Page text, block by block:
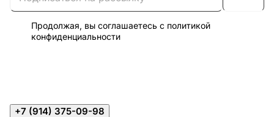
Продолжая, вы соглашаетесь с политикой
конфиденциальности
+7 (914) 375-09-98